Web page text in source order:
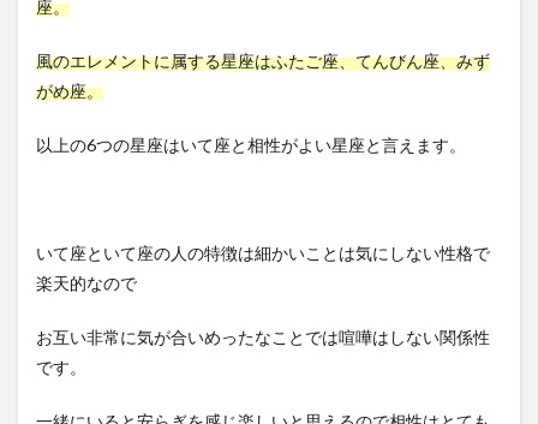
座。
風のエレメントに属する星座はふたご座、てんびん座、みず
がめ座。
以上の6つの星座はいて座と相性がよい星座と言えます。
いて座といて座の人の特徴は細かいことは気にしない性格で
楽天的なので
お互い非常に気が合いめったなことでは喧嘩はしない関係性
です。